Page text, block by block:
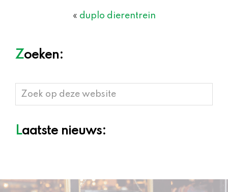
« duplo dierentrein
Zoeken:
Zoek
op
website
Laatste nieuws: